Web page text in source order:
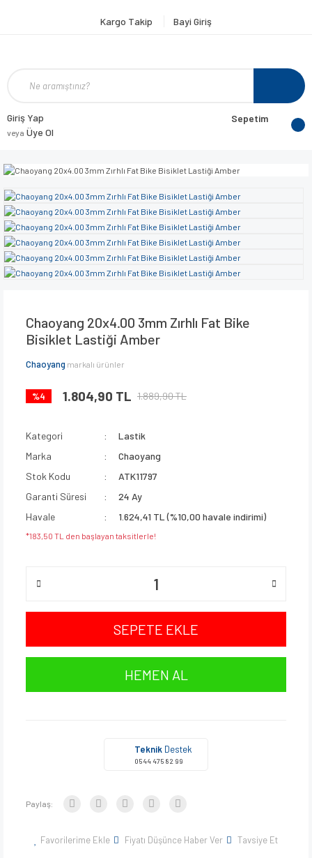
Kargo Takip Bayi Giriş
Giriş Yap
veya Üye Ol
Sepetim
Chaoyang 20x4.00 3mm Zırhlı Fat Bike
Bisiklet Lastiği Amber
Chaoyang markalı ürünler
%4 1.804,90 TL 1.889,90 TL
Kategori
Lastik
Marka
Chaoyang
Stok Kodu
ATK11797
Garanti Süresi
24 Ay
Havale
1.624,41 TL (%10,00 havale indirimi)
*183,50 TL den başlayan taksitlerle!
SEPETE EKLE
HEMEN AL
Teknik Destek
0544 475 82 99
Paylaş:
Favorilerime Ekle Fiyatı Düşünce Haber Ver Tavsiye Et